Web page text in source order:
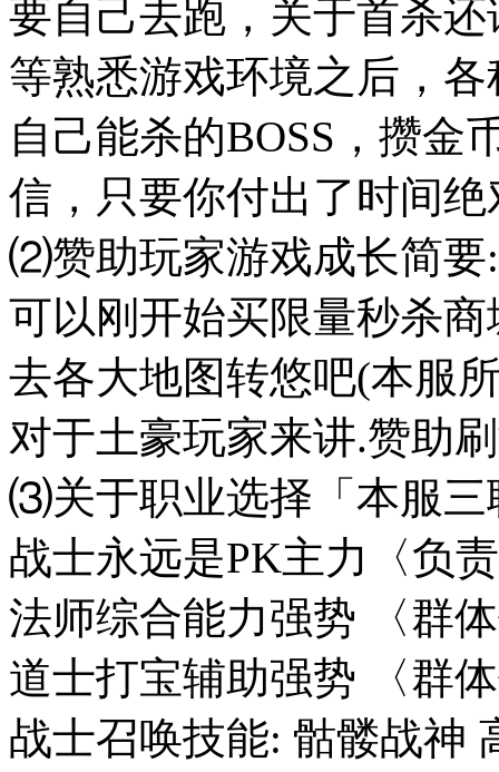
要自己去跑，关于首杀
等熟悉游戏环境之后，
自己能杀的BOSS，攒金
信，只要你付出了时间
⑵赞助玩家游戏成长简
可以刚开始买限量秒杀
去各大地图转悠吧(本服
对于土豪玩家来讲.赞助
⑶关于职业选择「本服
战士永远是PK主力〈负
法师综合能力强势 〈群
道士打宝辅助强势 〈群
战士召唤技能: 骷髅战神